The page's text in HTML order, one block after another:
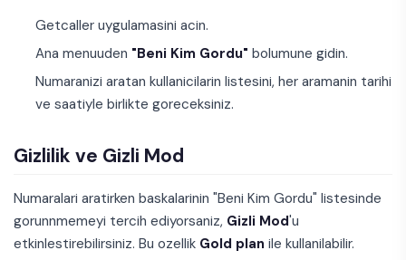
Getcaller uygulamasini acin.
Ana menuuden "Beni Kim Gordu" bolumune gidin.
Numaranizi aratan kullanicilarin listesini, her aramanin tarihi
ve saatiyle birlikte goreceksiniz.
Gizlilik ve Gizli Mod
Numaralari aratirken baskalarinin "Beni Kim Gordu" listesinde
gorunnmemeyi tercih ediyorsaniz, Gizli Mod'u
etkinlestirebilirsiniz. Bu ozellik Gold plan ile kullanilabilir.